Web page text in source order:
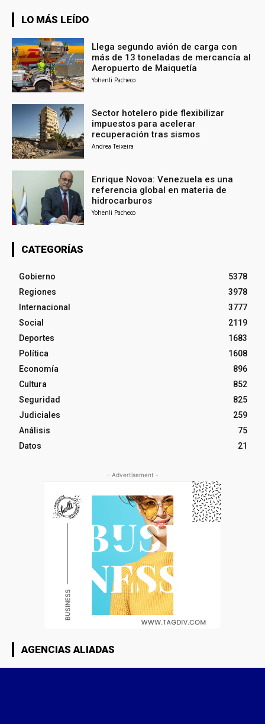
LO MÁS LEÍDO
Llega segundo avión de carga con
más de 13 toneladas de mercancía al
Aeropuerto de Maiquetía
Yohenli Pacheco
Sector hotelero pide flexibilizar
impuestos para acelerar
recuperación tras sismos
Andrea Teixeira
Enrique Novoa: Venezuela es una
referencia global en materia de
hidrocarburos
Yohenli Pacheco
CATEGORÍAS
Gobierno
5378
Regiones
3978
Internacional
3777
Social
2119
Deportes
1683
Política
1608
Economía
896
Cultura
852
Seguridad
825
Judiciales
259
Análisis
75
Datos
21
- Advertisement -
AGENCIAS ALIADAS